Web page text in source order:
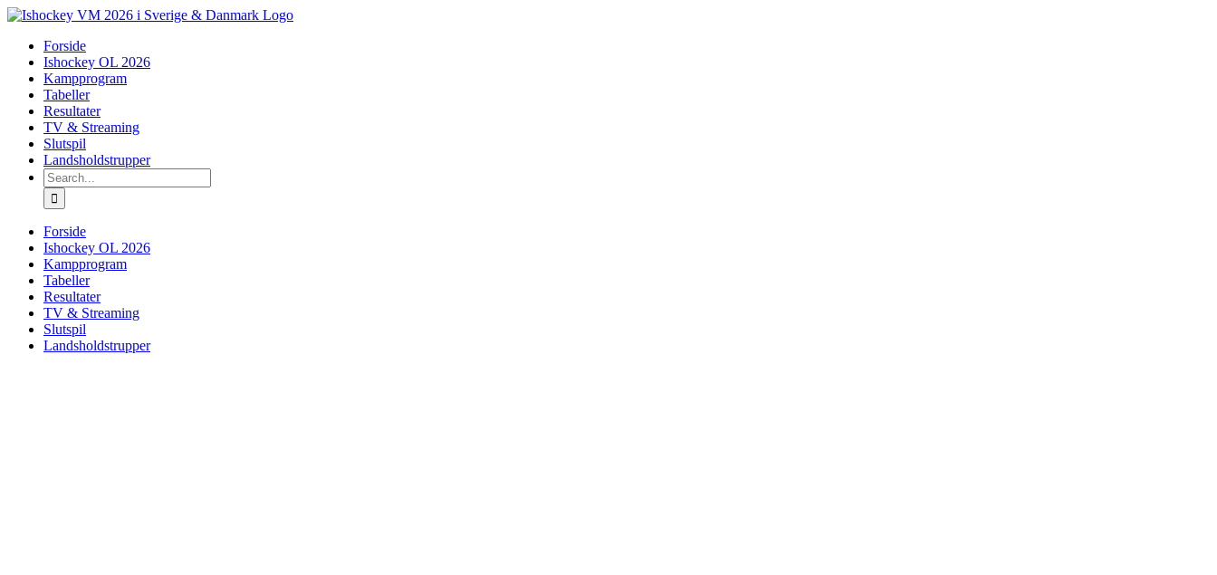
Skip
contentForside
Ishockey OL 2026
Kampprogram
Tabeller
Resultater
TV & Streaming
Slutspil
Landsholdstrupper
Search
for:
Forside
Ishockey OL 2026
Kampprogram
Tabeller
Resultater
TV & Streaming
Slutspil
Landsholdstrupper